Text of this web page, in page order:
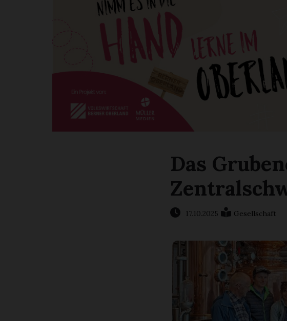
Das
17.10.2025 Gesellschaft